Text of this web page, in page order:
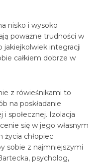
nisko i wysoko
poważne trudności w
jakiejkolwiek integracji
całkiem dobrze w
z rówieśnikami to
na poskładanie
społecznej. Izolacja
się w jego własnym
życia chłopiec
sobie z najmniejszymi
psycholog,